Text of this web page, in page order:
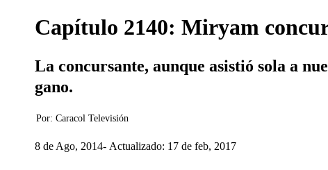
Capítulo 2140: Miryam
La concursante, aunque asistió sola a
gano.
Por: Caracol Televisión
8 de Ago, 2014 Actualizado: 17 de feb, 2017